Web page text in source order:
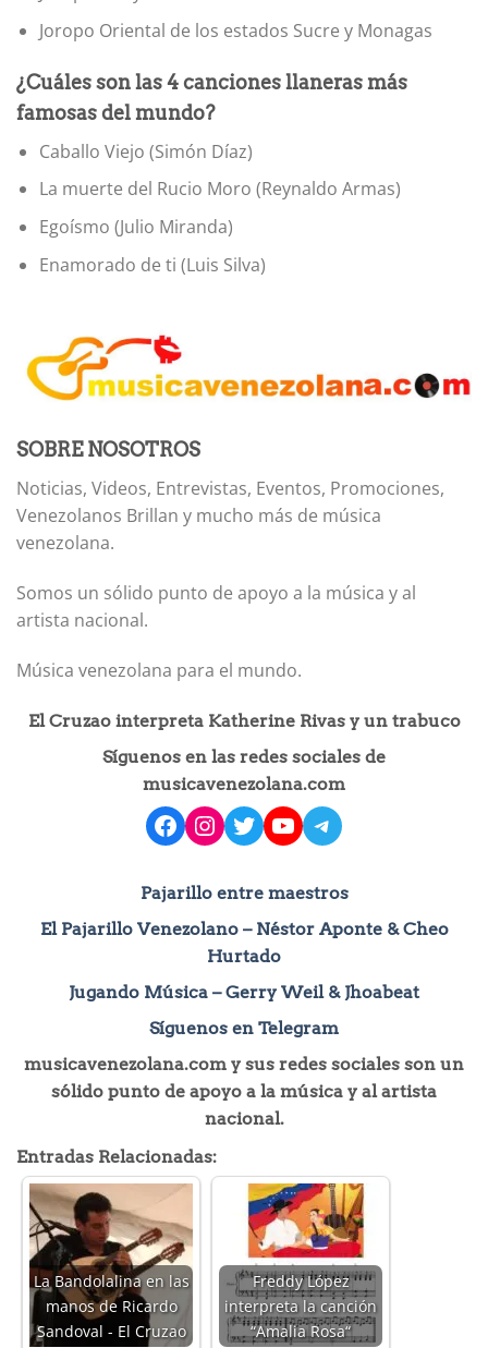
Joropo Oriental de los estados Sucre y Monagas
¿Cuáles son las 4 canciones llaneras más
famosas del mundo?
Caballo Viejo (Simón Díaz)
La muerte del Rucio Moro (Reynaldo Armas)
Egoísmo (Julio Miranda)
Enamorado de ti (Luis Silva)
SOBRE NOSOTROS
Noticias, Videos, Entrevistas, Eventos, Promociones,
Venezolanos Brillan y mucho más de música
venezolana.
Somos un sólido punto de apoyo a la música y al
artista nacional.
Música venezolana para el mundo.
El Cruzao interpreta Katherine Rivas y un trabuco
Síguenos en las redes sociales de
musicavenezolana.com
facebook
instagram
Twitter
YouTube
Telegram
Pajarillo entre maestros
El Pajarillo Venezolano – Néstor Aponte & Cheo
Hurtado
Jugando Música – Gerry Weil & Jhoabeat
Síguenos en Telegram
musicavenezolana.com y sus redes sociales son un
sólido punto de apoyo a la música y al artista
nacional.
Entradas Relacionadas:
La Bandolalina en las
manos de Ricardo
Sandoval - El Cruzao
Freddy López
interpreta la canción
“Amalia Rosa“